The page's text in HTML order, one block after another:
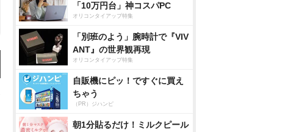
「10万円台」神コスパPC
オリコンタイアップ特集
「別班のよう」腕時計で『VIV
ANT』の世界観再現
オリコンタイアップ特集
自販機にピッ！ですぐに買え
ちゃう
（PR）ジハンピ
朝1分貼るだけ！ミルクピール